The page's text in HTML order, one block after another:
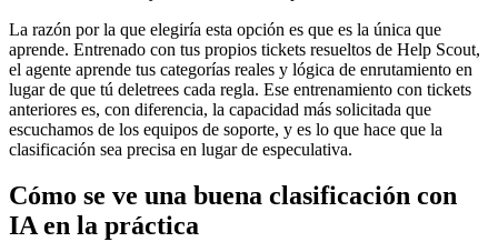
La razón por la que elegiría esta opción es que es la única que
aprende. Entrenado con tus propios tickets resueltos de Help Scout,
el agente aprende tus categorías reales y lógica de enrutamiento en
lugar de que tú deletrees cada regla. Ese entrenamiento con tickets
anteriores es, con diferencia, la capacidad más solicitada que
escuchamos de los equipos de soporte, y es lo que hace que la
clasificación sea precisa en lugar de especulativa.
Cómo se ve una buena clasificación con
IA en la práctica